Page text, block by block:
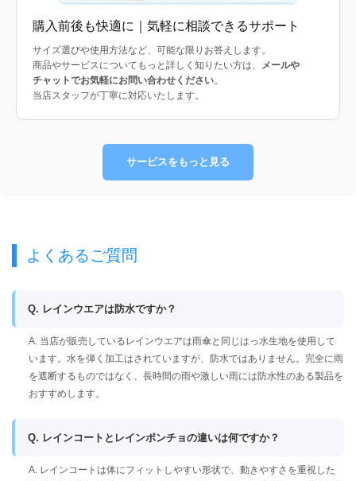
購入前後も快適に｜気軽に相談できるサポート
サイズ選びや使用方法など、可能な限りお答えします。
商品やサービスについてもっと詳しく知りたい方は、
メールや
チャットでお気軽にお問い合わせください。
当店スタッフが丁寧に対応いたします。
サービスをもっと見る
よくあるご質問
Q. レインウエアは防水ですか？
A. 当店が販売しているレインウエアは雨傘と同じはっ水生地を使用して
います。水を弾く加工はされていますが、防水ではありません。完全に雨
を遮断するものではなく、長時間の雨や激しい雨には防水性のある製品を
おすすめします。
Q. レインコートとレインポンチョの違いは何ですか？
A. レインコートは体にフィットしやすい形状で、動きやすさを重視した